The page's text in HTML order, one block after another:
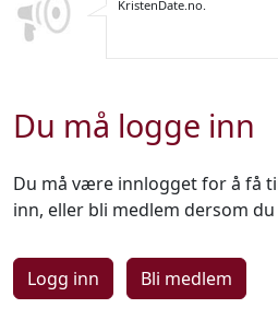
KristenDate.no.
Du må logge inn
Du må være innlogget for å få
inn, eller bli medlem dersom
Logg inn